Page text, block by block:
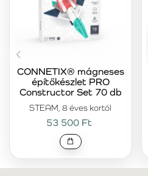
STEAM, 8 éves kortól
CONNETIX® mágneses
építőkészlet PRO
Constructor Set 70 db
53 500 Ft